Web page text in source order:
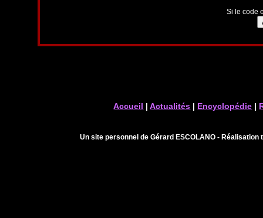
Si le code
Accueil |Actualités | Encyclopédie |
Un site personnel de Gérard ESCOLANO -